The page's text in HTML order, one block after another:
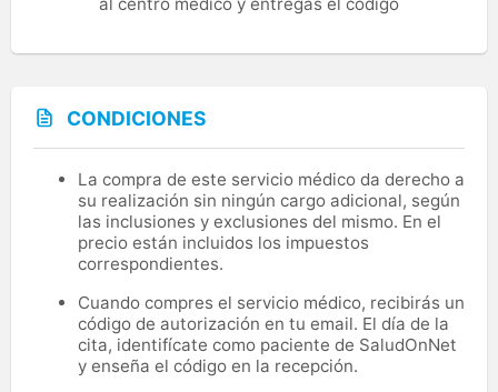
CONDICIONES
La compra de este servicio médico da derecho a
su realización sin ningún cargo adicional, según
las inclusiones y exclusiones del mismo. En el
precio están incluidos los impuestos
correspondientes.
Cuando compres el servicio médico, recibirás un
código de autorización en tu email. El día de la
cita, identifícate como paciente de SaludOnNet
y enseña el código en la recepción.